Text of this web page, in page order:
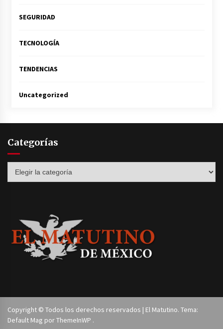
SEGURIDAD
TECNOLOGÍA
TENDENCIAS
Uncategorized
Categorías
Copyright © Todos los derechos reservados | El Matutino. Tema:
Default Mag porThemeInWP .